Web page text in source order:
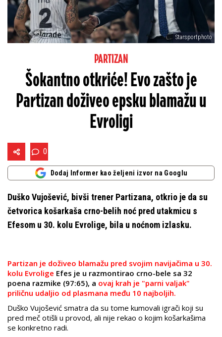
Starsportphoto
PARTIZAN
Šokantno otkriće! Evo zašto je
Partizan doživeo epsku blamažu u
Evroligi
0
Dodaj Informer kao željeni izvor na Googlu
Duško Vujošević, bivši trener Partizana, otkrio je da su
četvorica košarkaša crno-belih noć pred utakmicu s
Efesom u 30. kolu Evrolige, bila u noćnom izlasku.
Partizan je doživeo blamažu pred svojim navijačima u 30.
kolu Evrolige Efes je u razmontirao crno-bele sa 32
poena razmike (97:65), a ovaj krah je "parni valjak"
priličnu udaljio od plasmana među 10 najboljih.
Duško Vujošević smatra da su tome kumovali igrači koji su
pred meč otišli u provod, ali nije rekao o kojim košarkašima
se konkretno radi.